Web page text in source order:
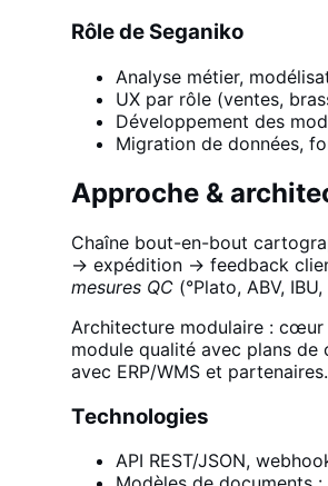
Rôle de Seganiko
Analyse métier,
UX par rôle (ventes,
Développement des
Migration de données,
Approche &
Chaîne bout-en-bout
→ expédition → feedback
mesures QC (°Plato, ABV,
Architecture modulaire : cœur
module qualité avec plans de
avec ERP/WMS et
Technologies
API REST/JSON,